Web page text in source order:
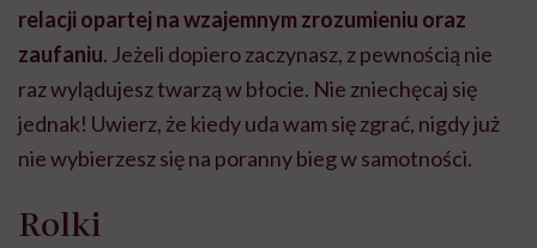
relacji opartej na wzajemnym zrozumieniu oraz
zaufaniu. Jeżeli dopiero zaczynasz, z pewnością nie
raz wylądujesz twarzą w błocie. Nie zniechęcaj się
jednak! Uwierz, że kiedy uda wam się zgrać, nigdy już
nie wybierzesz się na poranny bieg w samotności.
Rolki